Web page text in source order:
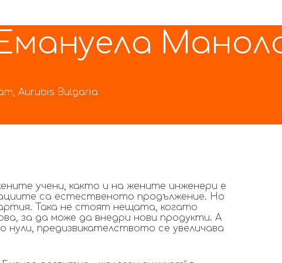
Aurubis Bulgaria
учени, както и на жените инженери е
са естественото продължение. Но
Така не стоят нещата, когато
за да може да внедри нови продукти. А
нули, предизвикателството се увеличава